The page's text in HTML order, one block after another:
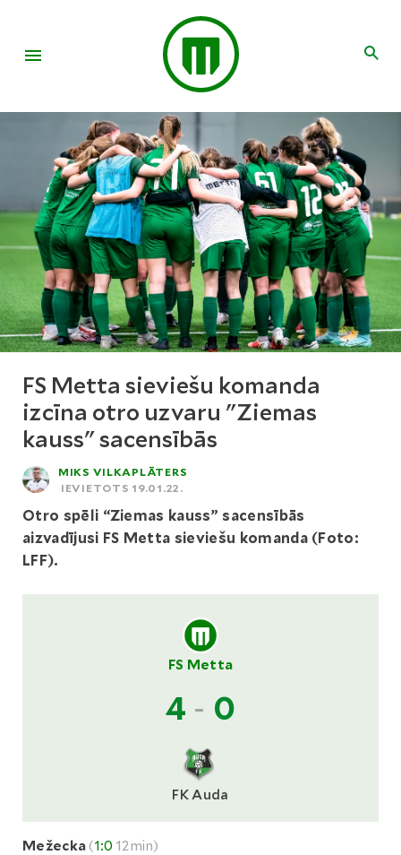
FS Metta sieviešu komanda
izcīna otro uzvaru "Ziemas
kauss" sacensībās
MIKS VILKAPLĀTERS
IEVIETOTS 19.01.22.
Otro spēli “Ziemas kauss” sacensībās
aizvadījusi FS Metta sieviešu komanda (Foto:
LFF).
FS Metta
4 - 0
FK Auda
Mežecka(1:0 12min)